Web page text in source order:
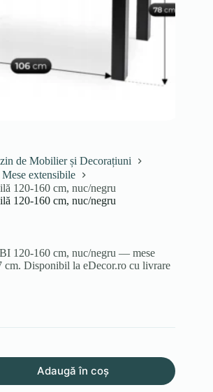
de Mobilier și Decorațiuni
Mese extensibile
120-160 cm, nuc/negru
120-160 cm, nuc/negru
120-160 cm, nuc/negru — mese
cm. Disponibil la eDecor.ro cu livrare
Adaugă în coș